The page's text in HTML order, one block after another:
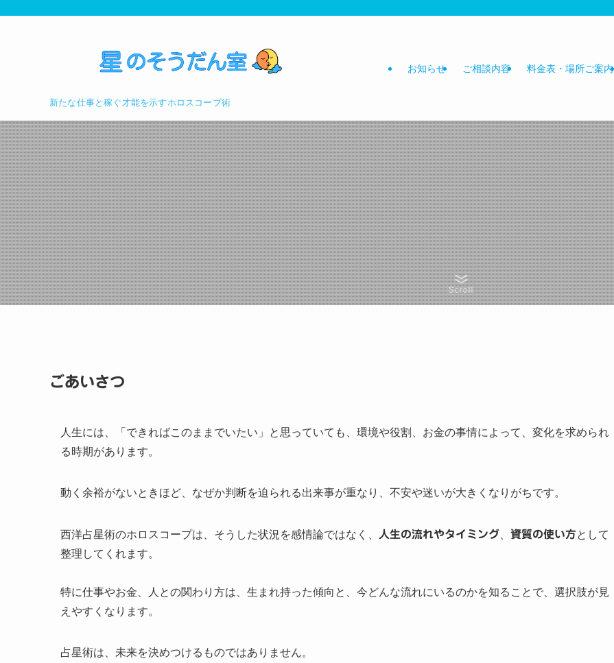
新たな仕事と稼ぐ才能を示すホロスコープ術
お知らせ ご相談内容 料金表・場所ご案内
Scroll
ごあいさつ
人生には、「できればこのままでいたい」と思っていても、環境や役割、お金の事情によって、変化を求められ
る時期があります。
動く余裕がないときほど、なぜか判断を迫られる出来事が重なり、不安や迷いが大きくなりがちです。
西洋占星術のホロスコープは、そうした状況を感情論ではなく、 人生の流れやタイミング 資質の使い方として
整理してくれます。
特に仕事やお金、人との関わり方は、生まれ持った傾向と、今どんな流れにいるのかを知ることで、選択肢が見
えやすくなります。
占星術は、未来を決めつけるものではありません。